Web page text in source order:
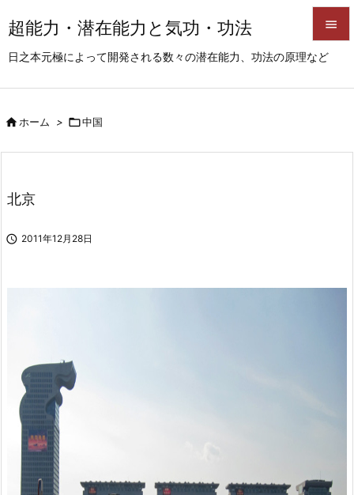
超能力・潜在能力と気功・功法
日之本元極によって開発される数々の潜在能力、功法の原理など


前へ
ホーム > 中国
北京
 2011年12月28日